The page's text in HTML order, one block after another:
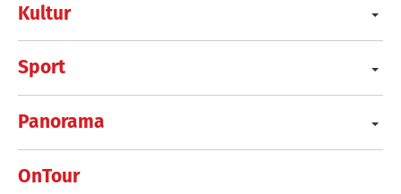
Kultur
Sport
Panorama
OnTour